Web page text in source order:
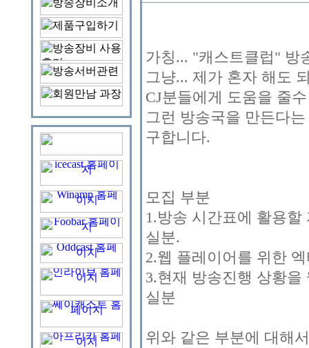
가칭... "캐스트클럽" 방
그냥... 제가 혼자 해도
CJ분들에게 도움을 줄
그런 방송국을 만든다
구합니다.
모집 부분
1.방송 시간표에 활용
실분.
2.웹 플레이어를 위한
3.현재 방송진행 상황
실분
위와 같은 부분에 대해